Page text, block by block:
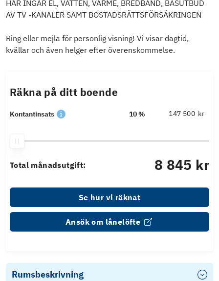
HÄR INGÅR EL, VATTEN, VÄRME, BREDBAND, BASUTBUD
AV TV -KANALER SAMT BOSTADSRÄTTSFÖRSÄKRINGEN
Ring eller mejla för personlig visning! Vi visar dagtid,
kvällar och även helger efter överenskommelse.
Räkna på ditt boende
Kontantinsats 10 % kr
Total månadsutgift: 8 845 kr
Se hur vi räknat
Ansök om lånelöfte
Rumsbeskrivning